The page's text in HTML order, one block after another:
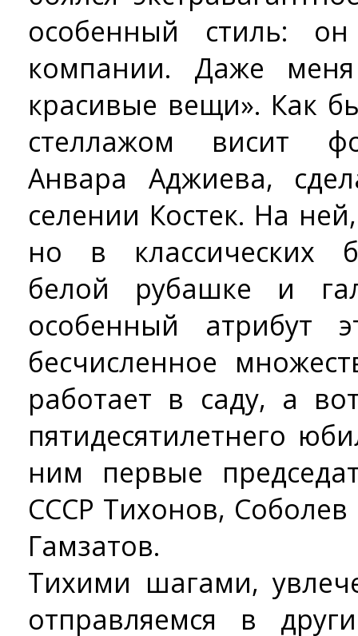
особенный стиль:
компании. Даже
красивые вещи». Как
стеллажом висит
Анвара Аджиева,
селении Костек. На
но в классических
белой рубашке и
особенный атрибут
бесчисленное
работает в саду, а
пятидесятилетнего
ним первые
СССР Тихонов,
Гамзатов.
Тихими шагами,
отправляемся в